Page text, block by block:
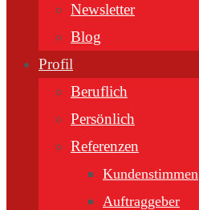
Newsletter
Blog
Profil
Beruflich
Persönlich
Referenzen
Kundenstimmen
Auftraggeber